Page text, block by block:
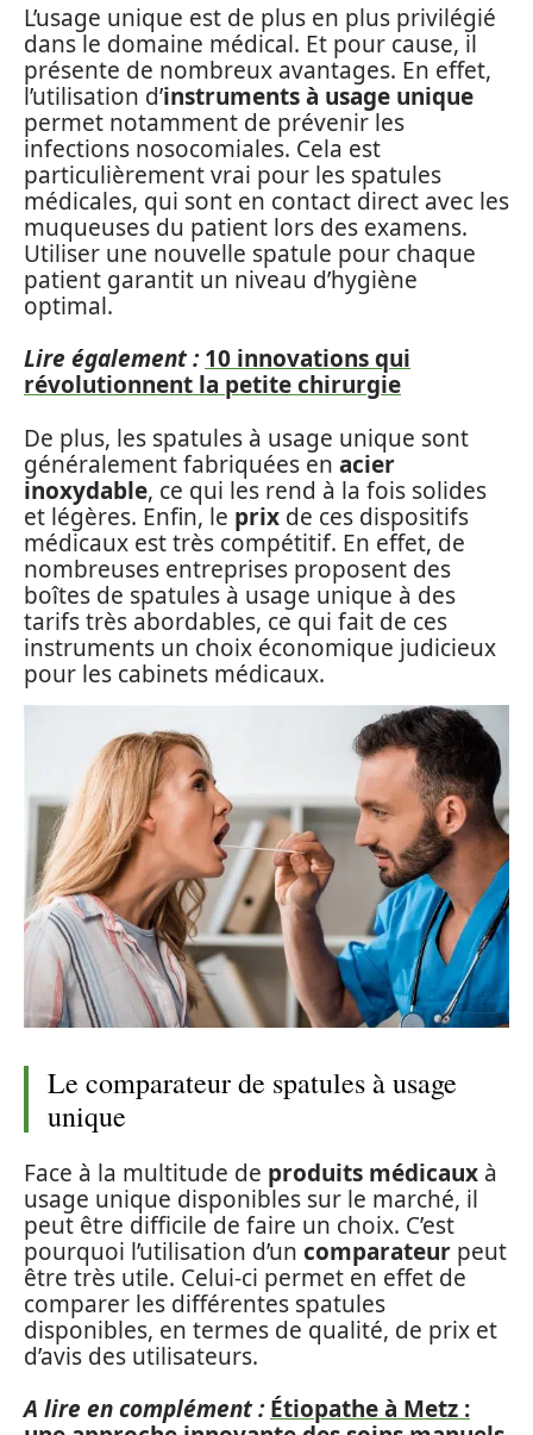
L’usage unique est de plus en plus privilégié
dans le domaine médical. Et pour cause, il
présente de nombreux avantages. En effet,
l’utilisation d’instruments à usage unique
permet notamment de prévenir les
infections nosocomiales. Cela est
particulièrement vrai pour les spatules
médicales, qui sont en contact direct avec les
muqueuses du patient lors des examens.
Utiliser une nouvelle spatule pour chaque
patient garantit un niveau d’hygiène
optimal.
Lire également : 10 innovations qui
révolutionnent la petite chirurgie
De plus, les spatules à usage unique sont
généralement fabriquées en acier
inoxydable, ce qui les rend à la fois solides
et légères. Enfin, le prix de ces dispositifs
médicaux est très compétitif. En effet, de
nombreuses entreprises proposent des
boîtes de spatules à usage unique à des
tarifs très abordables, ce qui fait de ces
instruments un choix économique judicieux
pour les cabinets médicaux.
Le comparateur de spatules à usage
unique
Face à la multitude de produits médicaux à
usage unique disponibles sur le marché, il
peut être difficile de faire un choix. C’est
pourquoi l’utilisation d’un comparateur peut
être très utile. Celui-ci permet en effet de
comparer les différentes spatules
disponibles, en termes de qualité, de prix et
d’avis des utilisateurs.
A lire en complément : Étiopathe à Metz :